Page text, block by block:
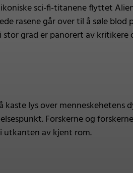
sci-fi-titanene flyttet
rasene går over til å søle
stor grad er panorert av
lys over menneskehetens
Forskerne og
utkanten av kjent rom.